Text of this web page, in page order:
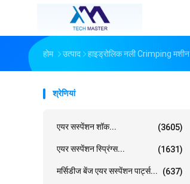
होम उत्पाद हाइड्रोलिक नली Crimping मशीन
श्रेणियां
एयर सस्पेंशन शॉक... (3605)
एयर सस्पेंशन स्प्रिंग्स... (1631)
मर्सिडीज बेंज एयर सस्पेंशन पार्ट्स... (637)